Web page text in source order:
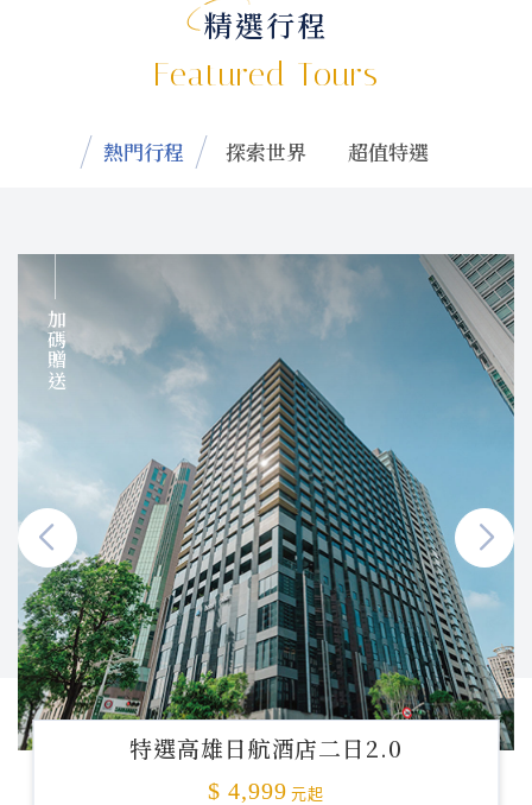
精選行程
Featured Tours
熱門行程 探索世界 超值特選
加碼贈送
特選高雄日航酒店二日2.0
$ 4,999 元起